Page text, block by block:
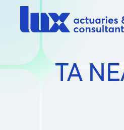
ΤΑ